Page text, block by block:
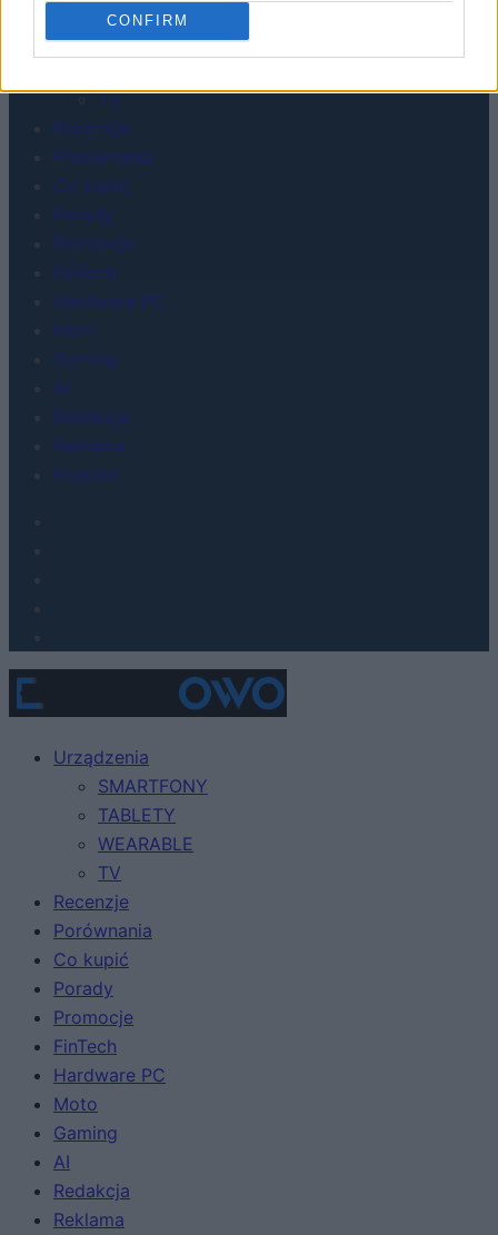
CONFIRM
SMARTFONY
TABLETY
TV
Recenzje
Porównania
Co kupić
Porady
Promocje
FinTech
Hardware PC
Moto
Gaming
AI
Redakcja
Reklama
Kontakt
Urządzenia
SMARTFONY
TABLETY
WEARABLE
TV
Recenzje
Porównania
Co kupić
Porady
Promocje
FinTech
Hardware PC
Moto
Gaming
AI
Redakcja
Reklama